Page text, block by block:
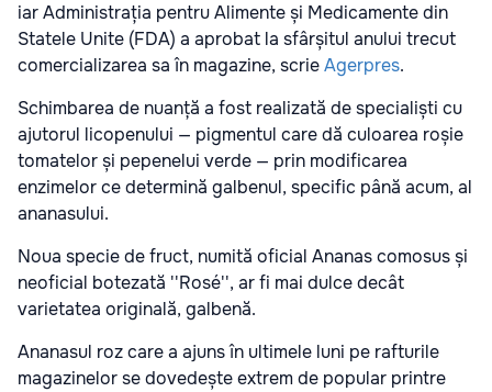
iar Administrația pentru Alimente și Medicamente din
Statele Unite (FDA) a aprobat la sfârșitul anului trecut
comercializarea sa în magazine, scrieAgerpres.
Schimbarea de nuanță a fost realizată de specialiști cu
ajutorul licopenului — pigmentul care dă culoarea roșie
tomatelor și pepenelui verde — prin modificarea
enzimelor ce determină galbenul, specific până acum, al
ananasului.
Noua specie de fruct, numită oficial Ananas comosus și
neoficial botezată ''Rosé'', ar fi mai dulce decât
varietatea originală, galbenă.
Ananasul roz care a ajuns în ultimele luni pe rafturile
magazinelor se dovedește extrem de popular printre